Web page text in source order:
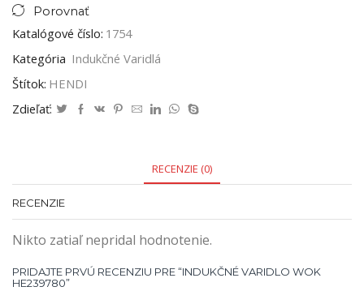
Porovnať
Katalógové číslo: 1754
Kategória Indukčné Varidlá
Štítok: HENDI
Zdieľať:
RECENZIE (0)
RECENZIE
Nikto zatiaľ nepridal hodnotenie.
PRIDAJTE PRVÚ RECENZIU PRE “INDUKČNÉ VARIDLO WOK
HE239780”